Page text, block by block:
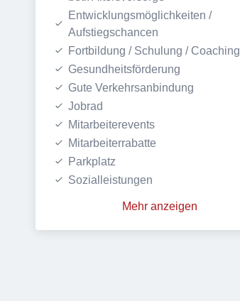
Entwicklungsmöglichkeiten /
Aufstiegschancen
Fortbildung / Schulung / Coaching
Gesundheitsförderung
Gute Verkehrsanbindung
Jobrad
Mitarbeiterevents
Mitarbeiterrabatte
Parkplatz
Sozialleistungen
Mehr anzeigen